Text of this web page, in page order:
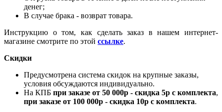
денег;
В случае брака - возврат товара.
Инструкцию о том, как сделать заказ в нашем интернет-
магазине смотрите по этой ссылке.
Скидки
Предусмотрена система скидок на крупные заказы,
условия обсуждаются индивидуально.
На КПБ при заказе от 50 000р - скидка 5р с комплекта,
при заказе от 100 000р - скидка 10р с комплекта.